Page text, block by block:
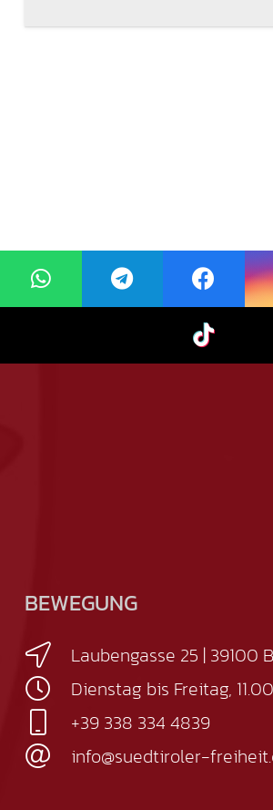
BEWEGUNG
Laubengasse 25 | 39100
Dienstag bis Freitag,
+39 338 334 4839
info@suedtiroler-